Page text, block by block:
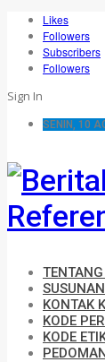
Likes
Followers
Subscribers
Followers
Sign In
SENIN, 10
KONTAK
KODE
KODE